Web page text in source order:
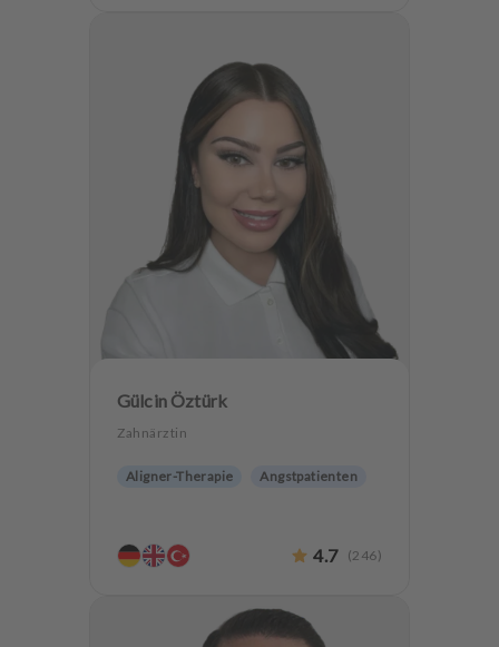
Gülcin Öztürk
Zahnärztin
Aligner-Therapie Angstpatienten
4.7 (246)